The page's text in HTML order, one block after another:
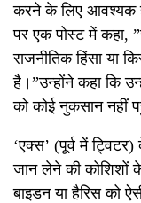
करने के लिए आवश्यक
पर एक पोस्ट में कहा,
राजनीतिक हिंसा या
है।”उन्होंने कहा कि
को कोई नुकसान नहीं
‘एक्स’ (पूर्व में
जान लेने की कोशिशों
बाइडन या हैरिस को